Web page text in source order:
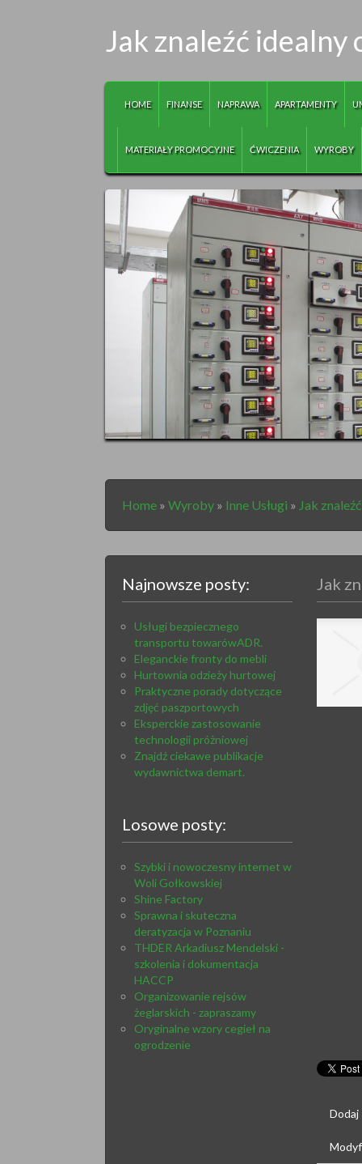
Jak znaleźć
HOME FINANSE NAPRAWA APARTAMENTY
MATERIAŁY PROMOCYJNE ĆWICZENIA WYROBY
Home » Wyroby » Inne Usługi » Jak
Najnowsze posty:
Usługi bezpiecznego
transportu towarówADR.
Eleganckie fronty do mebli
Hurtownia odzieży hurtowej
Praktyczne porady dotyczące
zdjęć paszportowych
Eksperckie zastosowanie
technologii próżniowej
Znajdź ciekawe publikacje
wydawnictwa demart.
Losowe posty:
Szybki i nowoczesny internet w
Woli Gołkowskiej
Shine Factory
Sprawna i skuteczna
deratyzacja w Poznaniu
THDER Arkadiusz Mendelski -
szkolenia i dokumentacja
HACCP
Organizowanie rejsów
żeglarskich - zapraszamy
Oryginalne wzory cegieł na
ogrodzenie
Jak
Dodaj